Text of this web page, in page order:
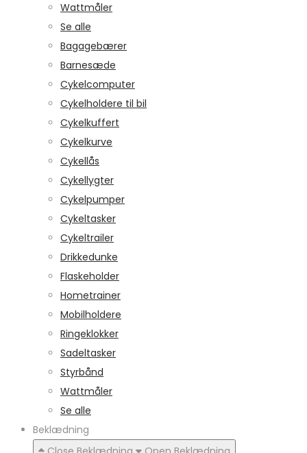
Wattmåler
Se alle
Bagagebærer
Barnesæde
Cykelcomputer
Cykelholdere til bil
Cykelkuffert
Cykelkurve
Cykellås
Cykellygter
Cykelpumper
Cykeltasker
Cykeltrailer
Drikkedunke
Flaskeholder
Hometrainer
Mobilholdere
Ringeklokker
Sadeltasker
Styrbånd
Wattmåler
Se alle
Beklædning